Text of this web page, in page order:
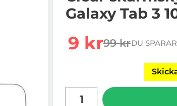
Galaxy Tab 3
rea pris
9 krtidigare pris
99 krDU